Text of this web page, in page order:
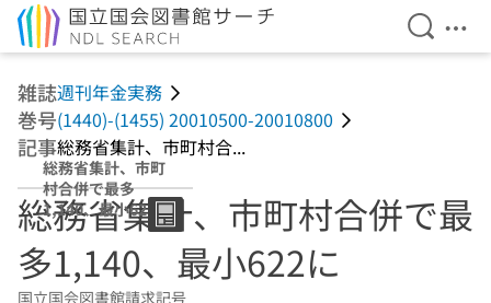
検索を
メ
雑誌週刊年金実務
巻号(1440)-(1455) 20010500-20010800
記事総務省集計、市町村合...
総務省集計、市町
村合併で最多
1,140、最小622
に
総務省集計、市町村合併で最
多1,140、最小622に
国立国会図書館請求記号